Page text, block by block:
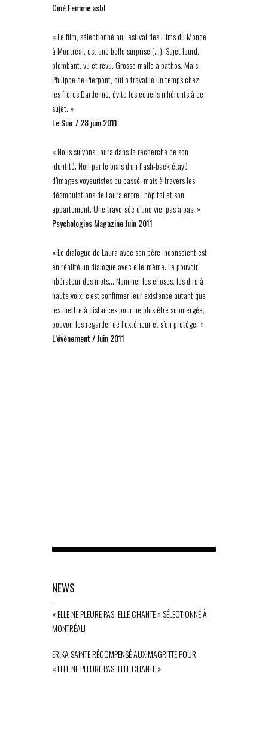
Ciné Femme asbl
« Le film, sélectionné au Festival des Films du Monde
à Montréal, est une belle surprise (…). Sujet lourd,
plombant, vu et revu. Grosse malle à pathos. Mais
Philippe de Pierpont, qui a travaillé un temps chez
les frères Dardenne, évite les écueils inhérents à ce
sujet. »
Le Soir / 28 juin 2011
« Nous suivons Laura dans la recherche de son
identité. Non par le biais d’un flash-back étayé
d’images voyeuristes du passé, mais à travers les
déambulations de Laura entre l’hôpital et son
appartement. Une traversée d’une vie, pas à pas. »
Psychologies Magazine Juin 2011
« Le dialogue de Laura avec son père inconscient est
en réalité un dialogue avec elle-même. Le pouvoir
libérateur des mots… Nommer les choses, les dire à
haute voix, c’est confirmer leur existence autant que
les mettre à distances pour ne plus être submergée,
pouvoir les regarder de l’extérieur et s’en protéger »
L’évènement / Juin 2011
NEWS
-
« ELLE NE PLEURE PAS, ELLE CHANTE » SÉLECTIONNÉ À
MONTRÉAL!
ERIKA SAINTE RÉCOMPENSÉ AUX MAGRITTE POUR
« ELLE NE PLEURE PAS, ELLE CHANTE »